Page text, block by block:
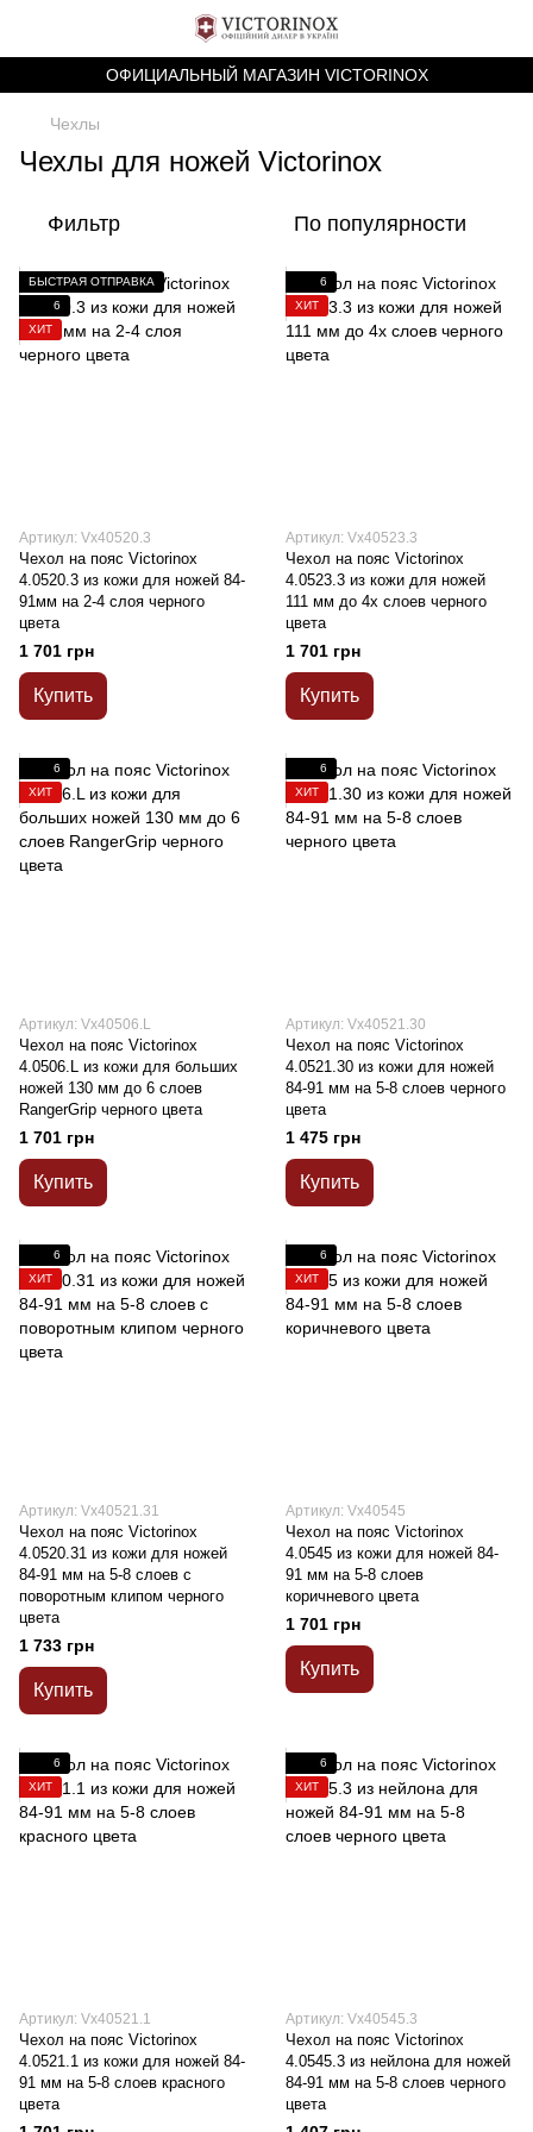
ОФИЦИАЛЬНЫЙ МАГАЗИН VICTORINOX
Чехлы
Чехлы для ножей Victorinox
Фильтр По популярности
БЫСТРАЯ ОТПРАВКА
6
ХИТ
Артикул: Vx40520.3
Чехол на пояс Victorinox
4.0520.3 из кожи для ножей 84-
91мм на 2-4 слоя черного
цвета
1 701 грн
Купить
6
ХИТ
Артикул: Vx40523.3
Чехол на пояс Victorinox
4.0523.3 из кожи для ножей
111 мм до 4х слоев черного
цвета
1 701 грн
Купить
6
ХИТ
Артикул: Vx40506.L
Чехол на пояс Victorinox
4.0506.L из кожи для больших
ножей 130 мм до 6 слоев
RangerGrip черного цвета
1 701 грн
Купить
6
ХИТ
Артикул: Vx40521.30
Чехол на пояс Victorinox
4.0521.30 из кожи для ножей
84-91 мм на 5-8 слоев черного
цвета
1 475 грн
Купить
6
ХИТ
Артикул: Vx40521.31
Чехол на пояс Victorinox
4.0520.31 из кожи для ножей
84-91 мм на 5-8 слоев с
поворотным клипом черного
цвета
1 733 грн
Купить
6
ХИТ
Артикул: Vx40545
Чехол на пояс Victorinox
4.0545 из кожи для ножей 84-
91 мм на 5-8 слоев
коричневого цвета
1 701 грн
Купить
6
ХИТ
Артикул: Vx40521.1
Чехол на пояс Victorinox
4.0521.1 из кожи для ножей 84-
91 мм на 5-8 слоев красного
цвета
6
ХИТ
Артикул: Vx40545.3
Чехол на пояс Victorinox
4.0545.3 из нейлона для ножей
84-91 мм на 5-8 слоев черного
цвета